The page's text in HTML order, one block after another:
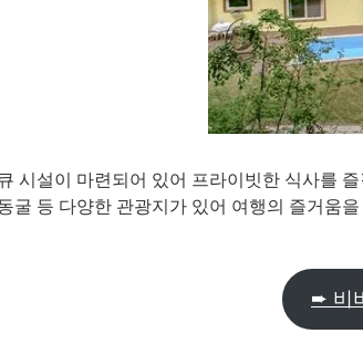
시설이 마련되어 있어 프라이빗한 식사를
굴 등 다양한 관광지가 있어 여행의 즐거움
➨ 비